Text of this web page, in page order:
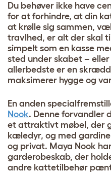
Du behøver ikke have
for at forhindre, at din
at krølle sig sammen,
travlhed, er alt der skal
simpelt som en kasse
sted under skabet –
allerbedste er en
maksimerer hygge og
En anden
Nook. Denne forvandler
et attraktivt møbel, der
kæledyr, og med
og privat. Maya Nook
garderobeskab, der
andre kattetilbehør